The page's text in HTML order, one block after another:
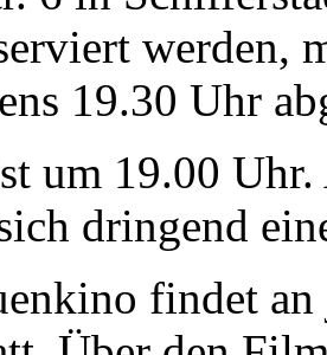
werden,
19.30 Uhr
um 19.00
dringend
findet